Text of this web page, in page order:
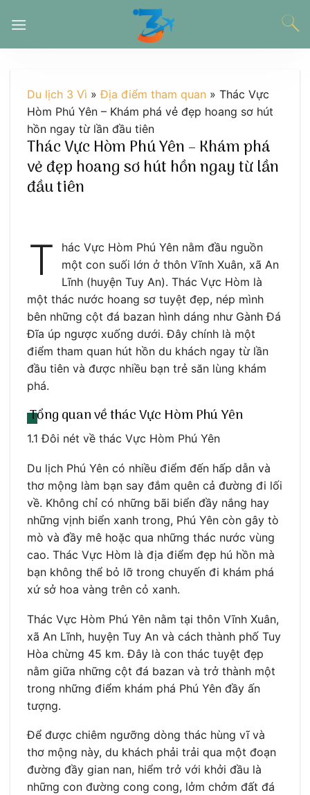
đến
Du lịch 3 Vì »Địa điểm tham quan » Thác Vực
Hòm Phú Yên – Khám phá vẻ đẹp hoang sơ hút
hồn ngay từ lần đầu tiên
Thác Vực Hòm Phú Yên – Khám phá
vẻ đẹp hoang sơ hút hồn ngay từ lần
đầu tiên
T
hác Vực Hòm Phú Yên nằm đầu nguồn
một con suối lớn ở thôn Vĩnh Xuân, xã An
Lĩnh (huyện Tuy An). Thác Vực Hòm là
một thác nước hoang sơ tuyệt đẹp, nép mình
bên những cột đá bazan hình dáng như Gành Đá
Đĩa úp ngược xuống dưới. Đây chính là một
điểm tham quan hút hồn du khách ngay từ lần
đầu tiên và được nhiều bạn trẻ săn lùng khám
phá.
Tổng quan về thác Vực Hòm Phú Yên
1.1 Đôi nét về thác Vực Hòm Phú Yên
Du lịch Phú Yên có nhiều điểm đến hấp dẫn và
thơ mộng làm bạn say đắm quên cả đường đi lối
về. Không chỉ có những bãi biển đầy nắng hay
những vịnh biển xanh trong, Phú Yên còn gây tò
mò và đầy mê hoặc qua những thác nước vùng
cao. Thác Vực Hòm là địa điểm đẹp hú hồn mà
bạn không thể bỏ lỡ trong chuyến đi khám phá
xứ sở hoa vàng trên cỏ xanh.
Thác Vực Hòm Phú Yên nằm tại thôn Vĩnh Xuân,
xã An Lĩnh, huyện Tuy An và cách thành phố Tuy
Hòa chừng 45 km. Đây là con thác tuyệt đẹp
nằm giữa những cột đá bazan và trở thành một
trong những điểm khám phá Phú Yên đầy ấn
tượng.
Để được chiêm ngưỡng dòng thác hùng vĩ và
thơ mộng này, du khách phải trải qua một đoạn
đường đầy gian nan, hiểm trở với khởi đầu là
những con đường cong cong, lởm chởm đất đá